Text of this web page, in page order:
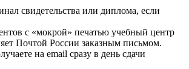
свидетельства или диплома, если
с «мокрой» печатью учебный центр
Почтой России заказным письмом.
на email сразу в день сдачи